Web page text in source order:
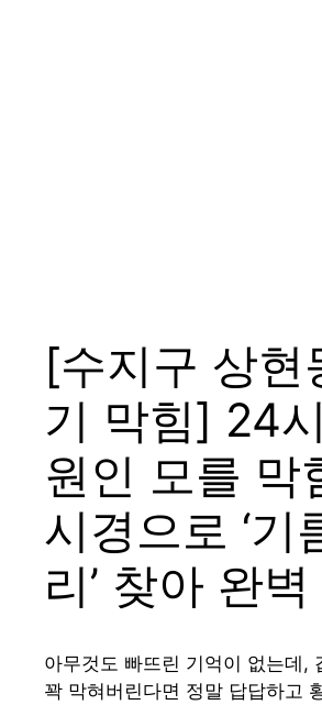
[수지구 상현
기 막힘] 24
원인 모를 막
시경으로 ‘기
리’ 찾아 완
아무것도 빠뜨린 기억이 없는데,
꽉 막혀버린다면 정말 답답하고